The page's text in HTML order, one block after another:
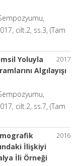
cilt.2, ss.3, (Tam
2017
Yoluyla
Algılayışı
cilt.2, ss.7, (Tam
2016
İlişkiyi
İli Örneği